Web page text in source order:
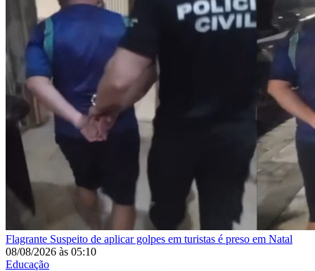
Flagrante Suspeito de aplicar golpes em turistas é preso em Natal
08/08/2026 às 05:10
Educação